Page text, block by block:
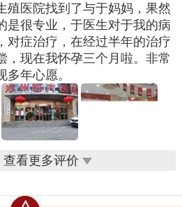
殖医院找到了与于妈妈，果然
是很专业，于医生对于我的病
对症治疗，在经过半年的治疗
，现在我怀孕三个月啦。非常
多年心愿。
查看更多评价